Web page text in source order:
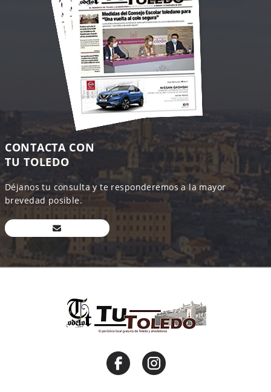
CONTACTA CON
TU TOLEDO
Déjanos tu consulta y te responderemos a la mayor
brevedad posible.